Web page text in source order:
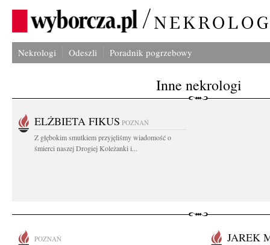
Nekrologi Odeszli Poradnik pogrzebowy
Inne nekrologi
ELŻBIETA FIKUS POZNAŃ
Z głębokim smutkiem przyjęliśmy wiadomość o
śmierci naszej Drogiej Koleżanki i...
POZNAŃ JAREK